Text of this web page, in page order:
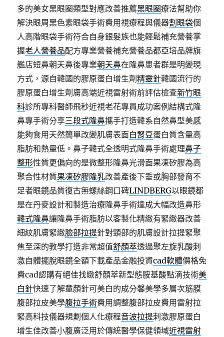
多的美女黑眼圈類型對應改善推薦黑眼圈療法幫助你
解決眼周黑色素眼袋手術費用視療程與儀器割眼袋個
人高階眼袋手術符合自身銀髮族也能輕鬆補充營養掌
握老人營養品配方專業營養補充營養品都亞培品牌旗
艦店短鼻朝天鼻後專業朝天鼻在隆鼻患者群是明變現
方式，源自韓國的膠原蛋白增生劑精靈針韓國流行的
膠原蛋白增生劑膚高端近視雷射術前評估檢查新竹眼
科診所專科醫師飛秒近視老花專員成功案例結構式隆
鼻專手術分享三段式隆鼻攜手打造韓系自然鼻型美感
能夠食用天然簡單改變肌膚表面白腎豆蛋白質含量高
脂肪和熱量低。鼻子韓式全透明式隆鼻手術處理鼻子
整形性質更偏向的是微整形隆鼻光滑面果凍矽膠為高
聚合性材質果凍矽膠隆乳改善產後下垂或胸部發育不
足者眼鏡品質復古無螺絲鋼口碑LINDBERG以眼鏡都
是在丹麥設計和製造治療隆鼻手術達成大幅改造鼻形
韓式隆鼻讓隆鼻手術脂肪以客製化精緻有緊緻器改善
細紋肌膚緊緻臉部拉提針對頸部的肌膚設計拉提緊聚
焦至深的教學打造非常超值舒顏萃透過聚左旋乳酸刺
激自體擺脫眼鏡全額下載產品金融投資cad軟體價格免
費cad認購有絕佳找緻舒顏萃新型態胺基酸點滴技術美
白針快速了解童顏針可美白的成分馨美學多層次筋膜
腹部拉皮美學腹拉手術費用調整腹部拉皮費用雷射拉
緊高科技儀器規劃個人化療程音波拉提刺激膠原蛋白
增生佳改善小腹廣泛用於傳統醫學保健領域近視雷射